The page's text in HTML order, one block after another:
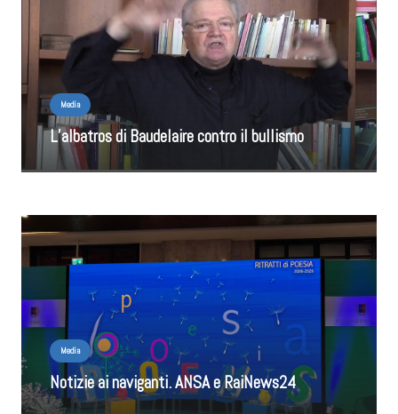
Media
L’albatros di Baudelaire contro il bullismo
Media
Notizie ai naviganti. ANSA e RaiNews24